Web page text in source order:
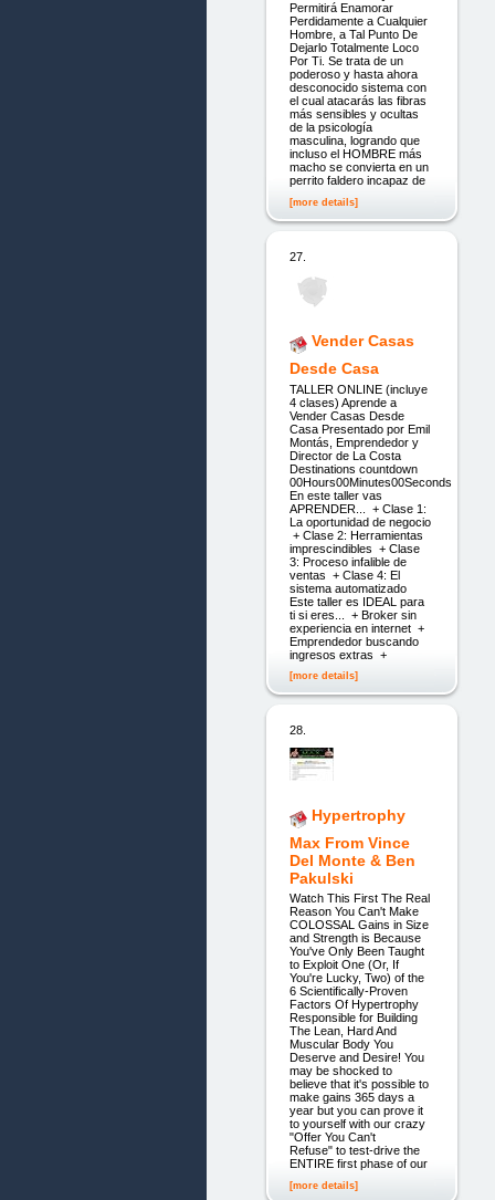
Permitirá Enamorar
Perdidamente a Cualquier
Hombre, a Tal Punto De
Dejarlo Totalmente Loco
Por Ti. Se trata de un
poderoso y hasta ahora
desconocido sistema con
el cual atacarás las fibras
más sensibles y ocultas
de la psicología
masculina, logrando que
incluso el HOMBRE más
macho se convierta en un
perrito faldero incapaz de
[more details]
27.
Vender Casas
Desde Casa
TALLER ONLINE (incluye
4 clases) Aprende a
Vender Casas Desde
Casa Presentado por Emil
Montás, Emprendedor y
Director de La Costa
Destinations countdown
00Hours00Minutes00Seconds
En este taller vas
APRENDER... + Clase 1:
La oportunidad de negocio
+ Clase 2: Herramientas
imprescindibles + Clase
3: Proceso infalible de
ventas + Clase 4: El
sistema automatizado
Este taller es IDEAL para
ti si eres... + Broker sin
experiencia en internet +
Emprendedor buscando
ingresos extras +
[more details]
28.
Hypertrophy
Max From Vince
Del Monte & Ben
Pakulski
Watch This First The Real
Reason You Can't Make
COLOSSAL Gains in Size
and Strength is Because
You've Only Been Taught
to Exploit One (Or, If
You're Lucky, Two) of the
6 Scientifically-Proven
Factors Of Hypertrophy
Responsible for Building
The Lean, Hard And
Muscular Body You
Deserve and Desire! You
may be shocked to
believe that it's possible to
make gains 365 days a
year but you can prove it
to yourself with our crazy
"Offer You Can't
Refuse" to test-drive the
ENTIRE first phase of our
[more details]